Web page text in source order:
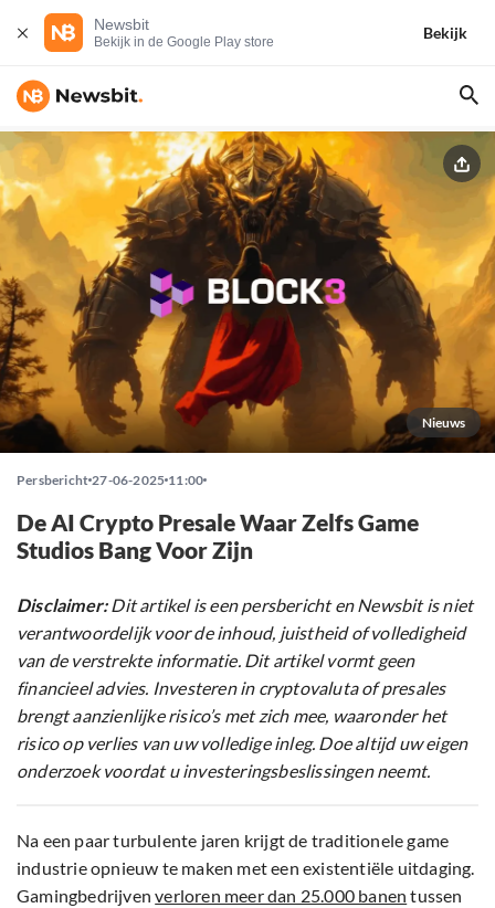
Newsbit
Bekijk in de Google Play store
Bekijk
Nieuws
Persbericht 27-06-2025 11:00
De AI Crypto Presale Waar Zelfs Game
Studios Bang Voor Zijn
Disclaimer:Dit artikel is een persbericht en Newsbit is niet
verantwoordelijk voor de inhoud, juistheid of volledigheid
van de verstrekte informatie. Dit artikel vormt geen
financieel advies. Investeren in cryptovaluta of presales
brengt aanzienlijke risico’s met zich mee, waaronder het
risico op verlies van uw volledige inleg. Doe altijd uw eigen
onderzoek voordat u investeringsbeslissingen neemt.
Na een paar turbulente jaren krijgt de traditionele game
industrie opnieuw te maken met een existentiële uitdaging.
Gamingbedrijvenverloren meer dan 25.000 banen tussen